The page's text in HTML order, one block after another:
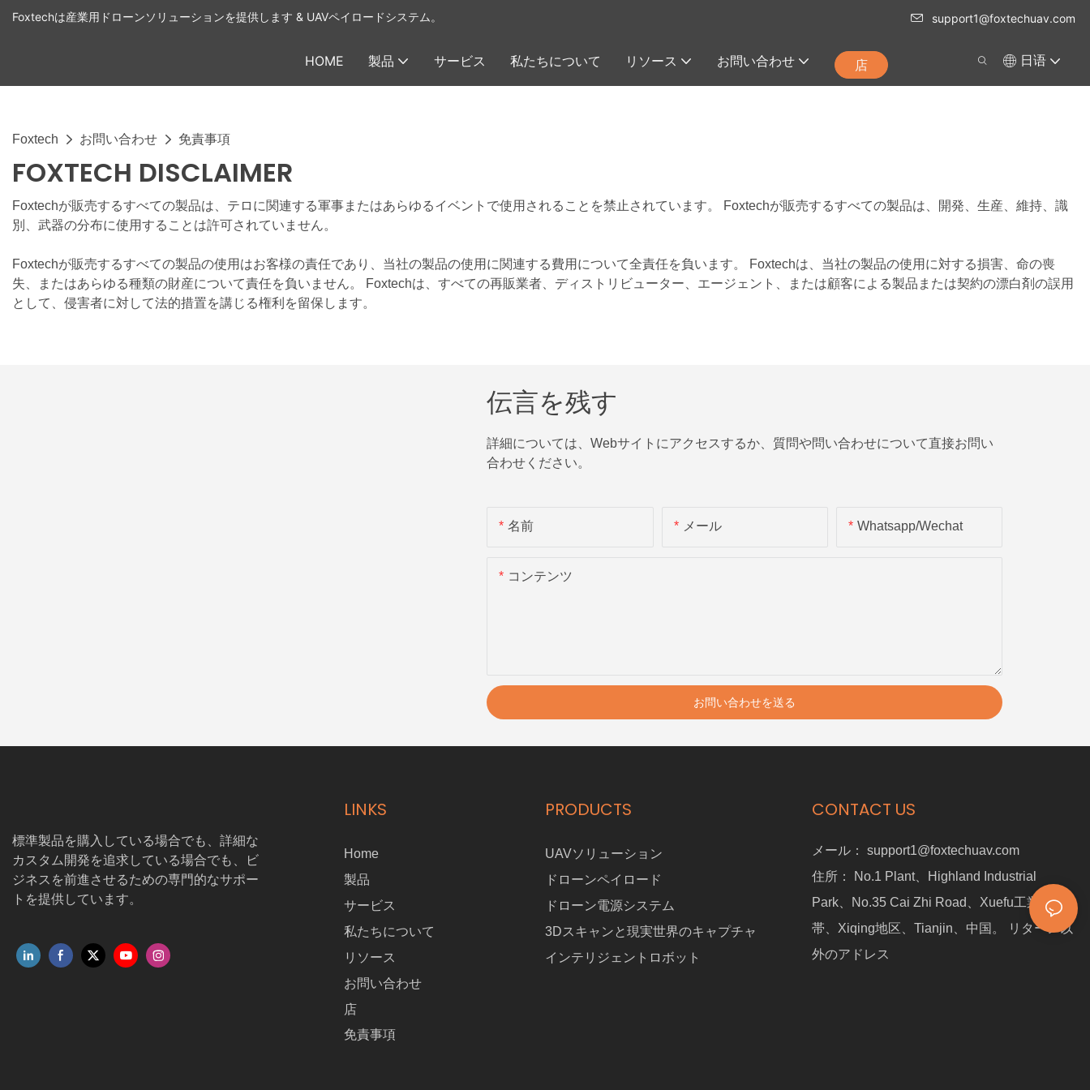
Foxtechは産業用ドローンソリューションを提供します & UAVペイロードシステム。 support1@foxtechuav.com
HOME 製品 サービス 私たちについて リソース お問い合わせ 店 日语
Foxtech お問い合わせ 免責事項
FOXTECH DISCLAIMER
Foxtechが販売するすべての製品は、テロに関連する軍事またはあらゆるイベントで使用されることを禁止されています。 Foxtechが販売するすべての製品は、開発、生産、維持、識
別、武器の分布に使用することは許可されていません。
Foxtechが販売するすべての製品の使用はお客様の責任であり、当社の製品の使用に関連する費用について全責任を負います。 Foxtechは、当社の製品の使用に対する損害、命の喪
失、またはあらゆる種類の財産について責任を負いません。 Foxtechは、すべての再販業者、ディストリビューター、エージェント、または顧客による製品または契約の漂白剤の誤用
として、侵害者に対して法的措置を講じる権利を留保します。
伝言を残す
詳細については、Webサイトにアクセスするか、質問や問い合わせについて直接お問い
合わせください。
名前 メール Whatsapp/wechat
コンテンツ
お問い合わせを送る
標準製品を購入している場合でも、詳細な
カスタム開発を追求している場合でも、ビ
ジネスを前進させるための専門的なサポー
トを提供しています。
LINKS
Home
製品
サービス
私たちについて
リソース
お問い合わせ
店
免責事項
PRODUCTS
UAVソリューション
ドローンペイロード
ドローン電源システム
3Dスキャンと現実世界のキャプチャ
インテリジェントロボット
CONTACT US
メール： support1@foxtechuav.com
住所：
No.1 Plant、Highland Industrial
Park、No.35 Cai Zhi Road、Xuefu工業地
帯、Xiqing地区、Tianjin、中国。 リターン以
外のアドレス